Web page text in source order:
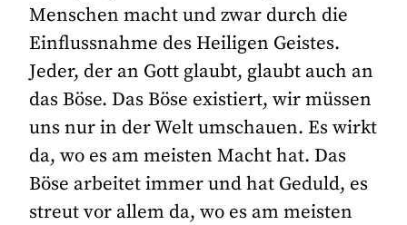
Menschen macht und zwar durch die
Einflussnahme des Heiligen Geistes.
Jeder, der an Gott glaubt, glaubt auch an
das Böse. Das Böse existiert, wir müssen
uns nur in der Welt umschauen. Es wirkt
da, wo es am meisten Macht hat. Das
Böse arbeitet immer und hat Geduld, es
streut vor allem da, wo es am meisten